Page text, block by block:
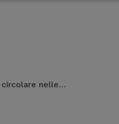
circolare nelle…